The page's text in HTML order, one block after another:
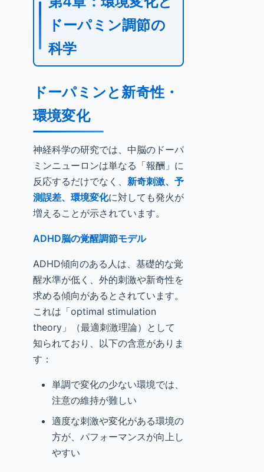
ドーパミン調節の
科学
ドーパミンと新奇性・
環境変化
神経科学の研究では、中脳のドーパ
ミンニューロンは単なる「報酬」に
反応するだけでなく、 新奇刺激、予
測誤差、環境変化に対しても発火が
増えることが示されています。
ADHD脳の覚醒調節モデル
ADHD傾向のある人は、基礎的な覚
醒水準が低く、外的刺激や新奇性を
求める傾向があるとされています。
これは「optimal stimulation
theory」（最適刺激理論）として
知られており、以下の含意がありま
す：
単調で変化の少ない環境では、
注意の維持が難しい
適度な刺激や変化がある環境の
方が、パフォーマンスが向上し
やすい